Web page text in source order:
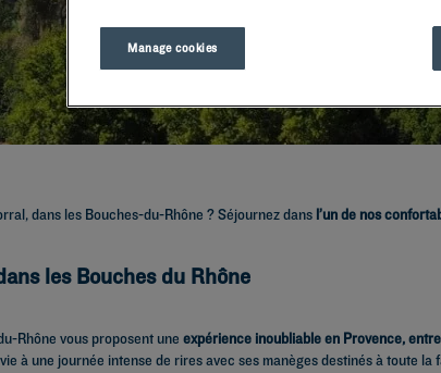
dans les Bouches-du-Rhône ? Séjournez dans l’un de nos
les Bouches du Rhône
Rhône vous proposent une expérience inoubliable en Provence,
à une journée intense de rires avec ses manèges destinés à toute
Manage cookies